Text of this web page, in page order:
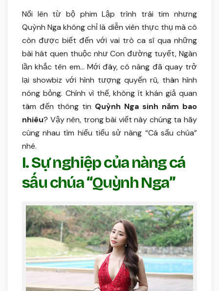
Nổi lên từ bộ phim Lập trình trái tim nhưng
Quỳnh Nga không chỉ là diễn viên thực thụ mà cô
còn được biết đến với vai trò ca sĩ qua những
bài hát quen thuộc như Con đường tuyết, Ngàn
lần khắc tên em… Mới đây, cô nàng đã quay trở
lại showbiz với hình tượng quyến rũ, thân hình
nóng bỏng. Chính vì thế, không ít khán giả quan
tâm đến thông tin Quỳnh Nga sinh năm bao
nhiêu? Vậy nên, trong bài viết này chúng ta hãy
cùng nhau tìm hiểu tiểu sử nàng “Cá sấu chúa”
nhé.
I. Sự nghiệp của nàng cá
sấu chúa “Quỳnh Nga”